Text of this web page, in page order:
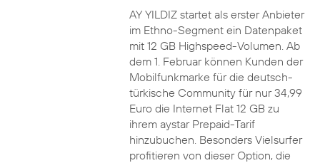
AY YILDIZ startet als erster Anbieter
im Ethno-Segment ein Datenpaket
mit 12 GB Highspeed-Volumen. Ab
dem 1. Februar können Kunden der
Mobilfunkmarke für die deutsch-
türkische Community für nur 34,99
Euro die Internet Flat 12 GB zu
ihrem aystar Prepaid-Tarif
hinzubuchen. Besonders Vielsurfer
profitieren von dieser Option, die